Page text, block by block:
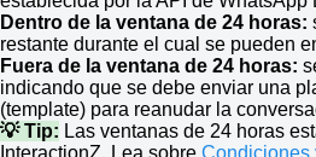
Dentro de la ventana de 24 horas:
restante durante el cual se pueden
Fuera de la ventana de 24 horas:
indicando que se debe enviar una
(template) para reanudar la
💡 Tip: Las ventanas de 24 horas
InteractionZ. Lea sobre Condiciones